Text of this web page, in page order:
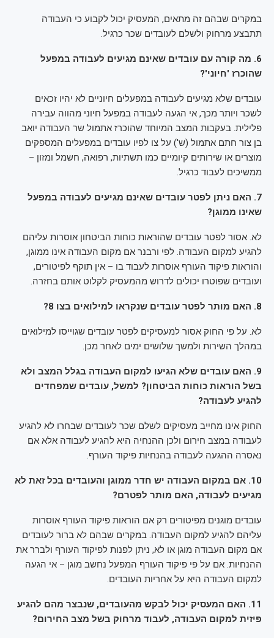
במקרים שבהם זה מתאים, המעסיק יכול לקבוע כי העבודה
תתבצע מרחוק ולשלם לעובדים שכר כרגיל.
6. מה קורה עם עובדים שאינם מגיעים לעבודה במפעל
שהוכרז 'חיוני'?
עובדים שלא מגיעים לעבודה במפעלים חיוניים לא יהיו זכאים
לשכר ויותר מכך, אי הגעה לעבודה במפעל חיוני מהווה עבירה
פלילית. בעקבות המצב המיוחד שהוכרז אתמול שר העבודה יואב
בן צור חתם אתמול (ש') על צו לפיו עובדים במפעלים המספקים
מוצרים או שירותים קיומיים כמו תשתיות, רפואה, חשמל ומזון –
ממשיכים לעבוד כרגיל.
7. האם ניתן לפטר עובדים שאינם מגיעים לעבודה במפעל
שאינו ממוגן?
לא. אסור לפטר עובדים שהוראות כוחות הביטחון אוסרות עליהם
להגיע למקום העבודה. לפי ורבנר אם מקום העבודה אינו ממוגן,
והוראות פיקוד העורף אוסרות לעבוד בו – אין תוקף לפיטורים,
ועובדים שפוטרו יכולים לדרוש מהמעסיק לקלוט אותם בחזרה.
8. האם מותר לפטר עובדים שנקראו למילואים בצו 8?
לא. על פי החוק אסור למעסיקים לפטר עובדים שגוייסו למילואים
במהלך השירות ולמשך שלושים ימים לאחר מכן.
9. האם עובדים שלא הגיעו למקום העבודה בגלל המצב ולא
בשל הוראות כוחות הביטחון? למשל, עובדים שמפחדים
להגיע לעבודה?
החוק אינו מחייב מעסיקים לשלם שכר לעובדים שבחרו לא להגיע
לעבודה במצב חירום ולכן ההנחיה היא להגיע לעבודה אלא אם
נאסרה ההגעה לעבודה בהנחיות פיקוד העורף.
10. אם במקום העבודה יש חדר ממוגן והעובדים בכל זאת לא
מגיעים לעבודה, האם מותר לפטרם?
עובדים מוגנים מפיטורים רק אם הוראות פיקוד העורף אוסרות
עליהם להגיע למקום העבודה. במקרים שבהם לא ברור לעובדים
אם מקום העבודה מוגן או לא, ניתן לפנות לפיקוד העורף ולברר את
ההנחיות. אם על פי פיקוד העורף המפעל נחשב מוגן – אי הגעה
למקום העבודה היא על אחריות העובדים.
11. האם המעסיק יכול לבקש מהעובדים, שנבצר מהם להגיע
פיזית למקום העבודה, לעבוד מרחוק בשל מצב החירום?